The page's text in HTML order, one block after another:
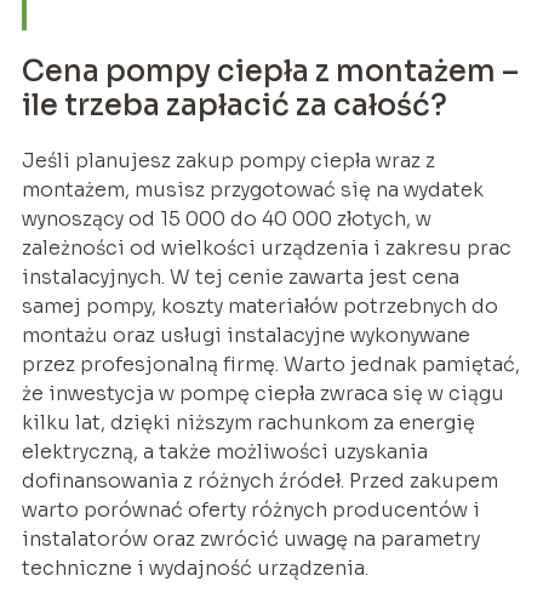
Cena pompy ciepła z montażem –
ile trzeba zapłacić za całość?
Jeśli planujesz zakup pompy ciepła wraz z
montażem, musisz przygotować się na wydatek
wynoszący od 15 000 do 40 000 złotych, w
zależności od wielkości urządzenia i zakresu prac
instalacyjnych. W tej cenie zawarta jest cena
samej pompy, koszty materiałów potrzebnych do
montażu oraz usługi instalacyjne wykonywane
przez profesjonalną firmę. Warto jednak pamiętać,
że inwestycja w pompę ciepła zwraca się w ciągu
kilku lat, dzięki niższym rachunkom za energię
elektryczną, a także możliwości uzyskania
dofinansowania z różnych źródeł. Przed zakupem
warto porównać oferty różnych producentów i
instalatorów oraz zwrócić uwagę na parametry
techniczne i wydajność urządzenia.